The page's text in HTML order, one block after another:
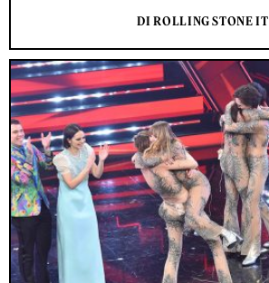
DI ROLLING STONE IT